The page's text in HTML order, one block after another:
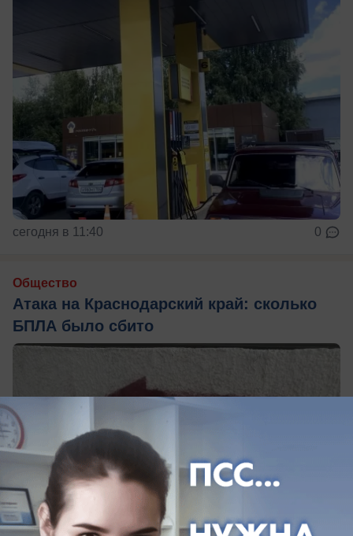
сегодня в 11:40 0
Общество
Атака на Краснодарский край: сколько
БПЛА было сбито